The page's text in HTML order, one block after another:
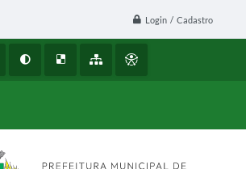
Login / Cadastro